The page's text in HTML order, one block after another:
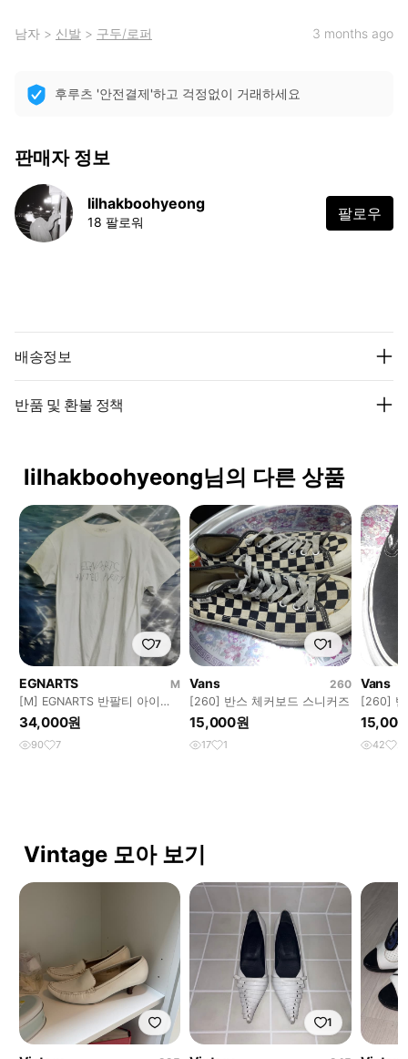
남자 > 신발 > 구두/로퍼 3 months ago
후루츠 '안전결제'하고 걱정없이 거래하세요
판매자 정보
lilhakboohyeong
18 팔로워 팔로우
배송정보
반품 및 환불 정책
lilhakboohyeong님의 다른 상품
7
EGNARTS
M
[M] EGNARTS 반팔티 아이보
리
34,000원
90 7
1
Vans
260
[260] 반스 체커보드 스니커즈
15,000원
17 1
Vans
[260]
42 2
Vintage 모아 보기
1